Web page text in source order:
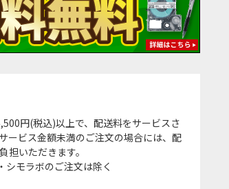
円(税込)以上で、配送料をサービスさ
ービス金額未満のご注文の場合には、配
担いただきます。
モラボのご注文は除く